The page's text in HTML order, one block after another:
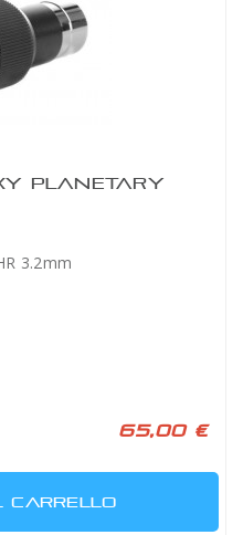
PLANETARY
3.2mm
65,00 €
CARRELLO